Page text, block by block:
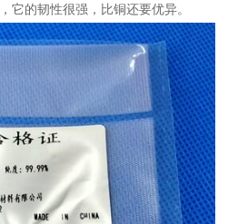
它的韧性很强，比铜还要优异。